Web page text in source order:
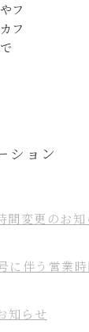
フ
フ
ション
間変更のお知
に伴う営業
知らせ